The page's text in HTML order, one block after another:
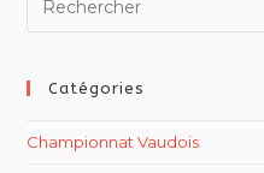
Catégories
Championnat Vaudois